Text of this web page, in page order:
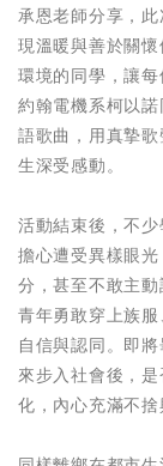
承恩老師分享，
現溫暖與善於關
環境的同學，讓
約翰電機系柯以
語歌曲，用真摯
生深受感動。
活動結束後，不
擔心遭受異樣眼
分，甚至不敢主
青年勇敢穿上族
自信與認同。即
來步入社會後，
化，內心充滿不捨